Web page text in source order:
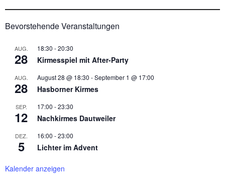
Bevorstehende Veranstaltungen
AUG.
28
18:30 -20:30
Kirmesspiel mit After-Party
AUG.
28
August 28 @ 18:30 -September 1 @ 17:00
Hasborner Kirmes
SEP.
12
17:00 -23:30
Nachkirmes Dautweiler
DEZ.
5
16:00 -23:00
Lichter im Advent
Kalender anzeigen